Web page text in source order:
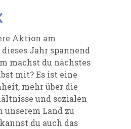
Aktion am
Jahr spannend
machst du nächstes
mit? Es ist eine
mehr über die
und sozialen
Land zu
du auch das